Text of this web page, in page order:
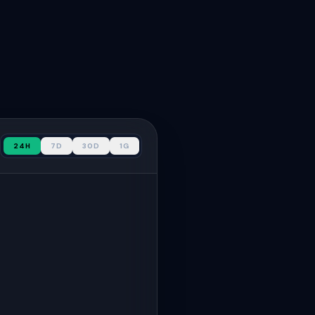
24H 7D 30D 1G